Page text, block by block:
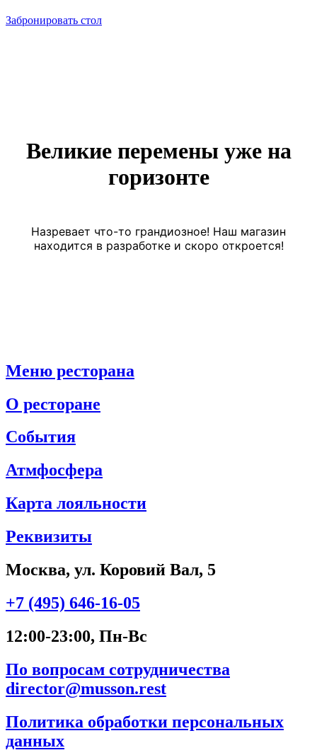
Забронировать стол
Великие перемены уже на
горизонте
Назревает что-то грандиозное! Наш магазин
находится в разработке и скоро откроется!
Меню ресторана
О ресторане
События
Атмфосфера
Карта лояльности
Реквизиты
Москва, ул. Коровий Вал, 5
+7 (495) 646-16-05
12:00-23:00, Пн-Вс
По вопросам сотрудничества
director@musson.rest
Политика обработки персональных
данных